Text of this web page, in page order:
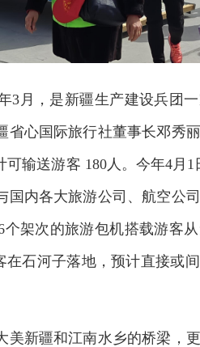
3月，是新疆生产建设兵团
心国际旅行社董事长邓秀
输送游客 180人。今年4月1
国内各大旅游公司、航空公
架次的旅游包机搭载游客
在石河子落地，预计直接或
新疆和江南水乡的桥梁，